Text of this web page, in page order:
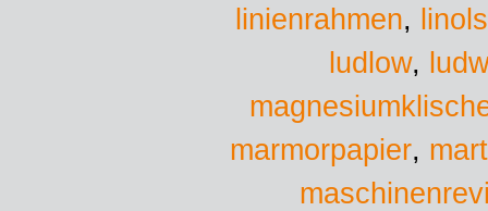
linienrahmen,
ludlow,
marmorpapier,